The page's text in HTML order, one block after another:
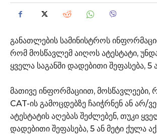
განათლების სამინისტროს
რომ მოსწავლემ აიღოს ატესტატი,
ყველა საგანში დადებითი შეფასება, 5
მათივე ინფორმაციით, მოსწავლეები,
CAT-ის გამოცდებზე ჩაიჭრნენ ან არ/
ატესტატის აღებას შეძლებენ, თუკი
დადებითი შეფასება, 5 ან მეტი ქულა